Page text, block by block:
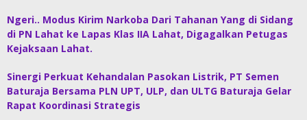
Ngeri.. Modus Kirim Narkoba Dari Tahanan Yang di Sidang
di PN Lahat ke Lapas Klas IIA Lahat, Digagalkan Petugas
Kejaksaan Lahat.
Sinergi Perkuat Kehandalan Pasokan Listrik, PT Semen
Baturaja Bersama PLN UPT, ULP, dan ULTG Baturaja Gelar
Rapat Koordinasi Strategis